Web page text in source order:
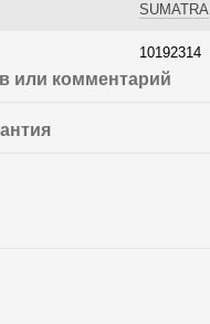
SUMATRA
10192314
или комментарий